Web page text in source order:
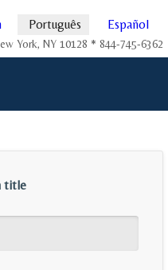
York, NY 10128 * 844-745-6362
Português Español
title